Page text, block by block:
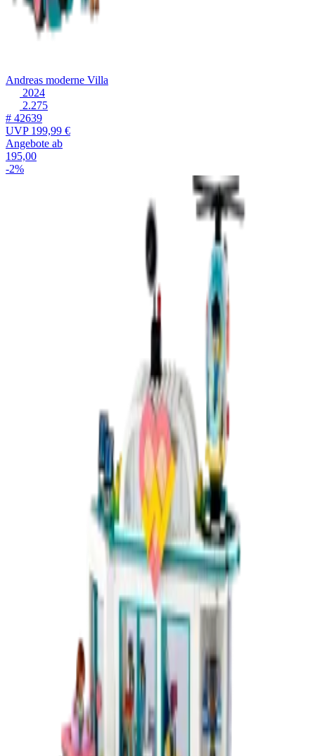
Andreas moderne Villa
2024
2.275
# 42639
UVP199,99 €
Angebote ab
195,00
-2%